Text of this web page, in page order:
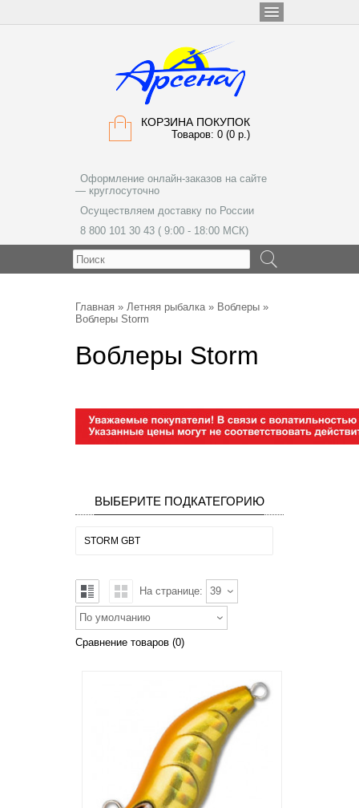
КОРЗИНА ПОКУПОК
Товаров: 0 (0 р.)
Оформление онлайн-заказов на сайте
— круглосуточно
Осуществляем доставку по России
8 800 101 30 43 ( 9:00 - 18:00 МСК)
Главная » Летняя рыбалка» Воблеры »
Воблеры Storm
Воблеры Storm
ВЫБЕРИТЕ ПОДКАТЕГОРИЮ
STORM GBT
На странице: 39
По умолчанию
Сравнение товаров (0)